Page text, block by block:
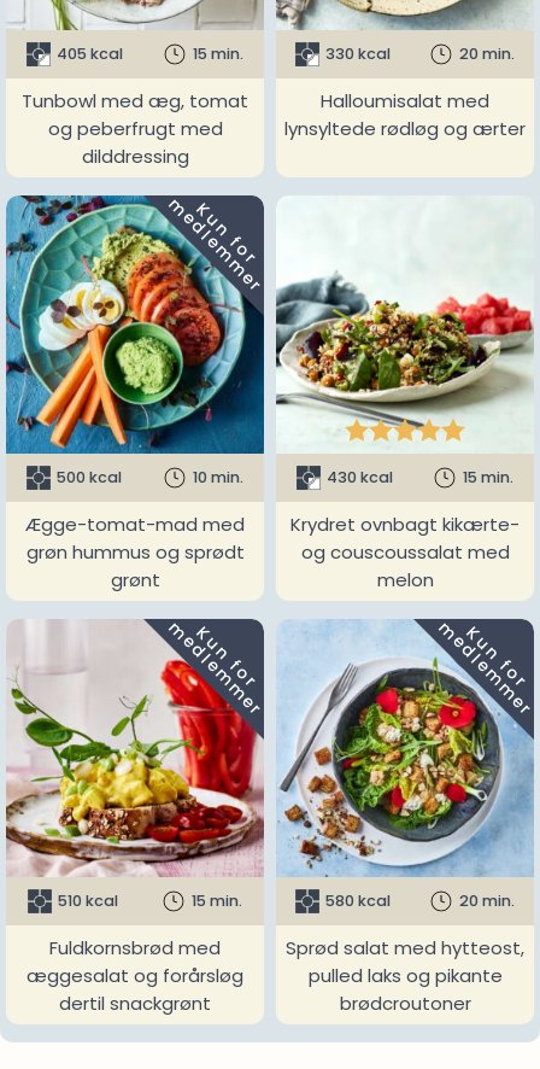
405 kcal 15 min.
Tunbowl med æg, tomat
og peberfrugt med
dilddressing
330 kcal 20 min.
Halloumisalat med
lynsyltede rødløg og ærter
K
u
n
f
o
r
m
e
d
l
e
m
m
e
r
500 kcal 10 min.
Ægge-tomat-mad med
grøn hummus og sprødt
grønt

430 kcal 15 min.
Krydret ovnbagt kikærte-
og couscoussalat med
melon
K
u
n
f
o
r
m
e
d
l
e
m
m
e
r
510 kcal 15 min.
Fuldkornsbrød med
æggesalat og forårsløg
dertil snackgrønt
K
u
n
f
o
r
m
e
d
l
e
m
m
e
r
580 kcal 20 min.
Sprød salat med hytteost,
pulled laks og pikante
brødcroutoner